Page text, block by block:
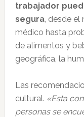
trabajador
segura, desde el
médico hasta
de alimentos y
geográfica, la
Las
cultural. «Esta
personas se